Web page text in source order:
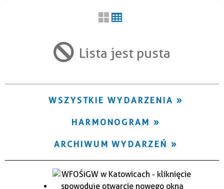
Trwające w zakresie
filtr
Lista jest pusta
WSZYSTKIE WYDARZENIA
HARMONOGRAM
ARCHIWUM WYDARZEŃ